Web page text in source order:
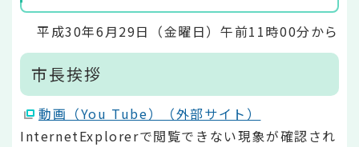
平成30年6月29日（金曜日）午前11時00分から
市長挨拶
動画（You Tube）（外部サイト）
InternetExplorerで閲覧できない現象が確認され